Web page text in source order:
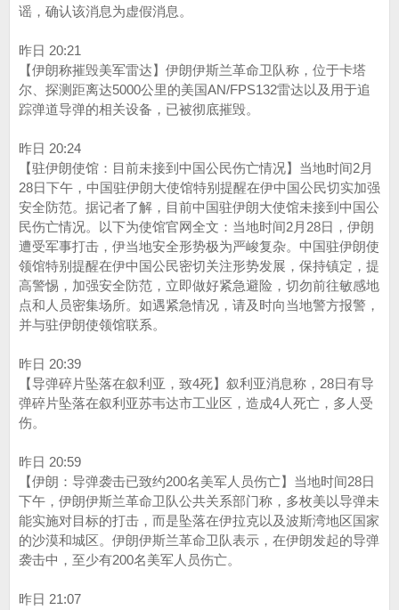
谣，确认该消息为虚假消息。
昨日 20:21
【伊朗称摧毁美军雷达】伊朗伊斯兰革命卫队称，位于卡塔
尔、探测距离达5000公里的美国AN/FPS132雷达以及用于追
踪弹道导弹的相关设备，已被彻底摧毁。
昨日 20:24
【驻伊朗使馆：目前未接到中国公民伤亡情况】当地时间2月
28日下午，中国驻伊朗大使馆特别提醒在伊中国公民切实加强
安全防范。据记者了解，目前中国驻伊朗大使馆未接到中国公
民伤亡情况。以下为使馆官网全文：当地时间2月28日，伊朗
遭受军事打击，伊当地安全形势极为严峻复杂。中国驻伊朗使
领馆特别提醒在伊中国公民密切关注形势发展，保持镇定，提
高警惕，加强安全防范，立即做好紧急避险，切勿前往敏感地
点和人员密集场所。如遇紧急情况，请及时向当地警方报警，
并与驻伊朗使领馆联系。
昨日 20:39
【导弹碎片坠落在叙利亚，致4死】叙利亚消息称，28日有导
弹碎片坠落在叙利亚苏韦达市工业区，造成4人死亡，多人受
伤。
昨日 20:59
【伊朗：导弹袭击已致约200名美军人员伤亡】当地时间28日
下午，伊朗伊斯兰革命卫队公共关系部门称，多枚美以导弹未
能实施对目标的打击，而是坠落在伊拉克以及波斯湾地区国家
的沙漠和城区。伊朗伊斯兰革命卫队表示，在伊朗发起的导弹
袭击中，至少有200名美军人员伤亡。
昨日 21:07